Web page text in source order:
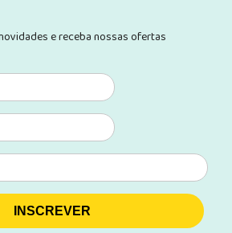
e receba nossas ofertas
INSCREVER